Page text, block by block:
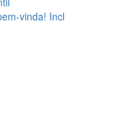
vinda! Incl